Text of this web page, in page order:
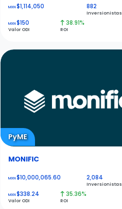
MXN$1,114,050 882
Inversionistas
MXN$150
Valor ODI
38.91%
ROI
PyME
MONIFIC
MXN$10,000,065.60 2,084
Inversionistas
MXN$338.24
Valor ODI
35.36%
ROI